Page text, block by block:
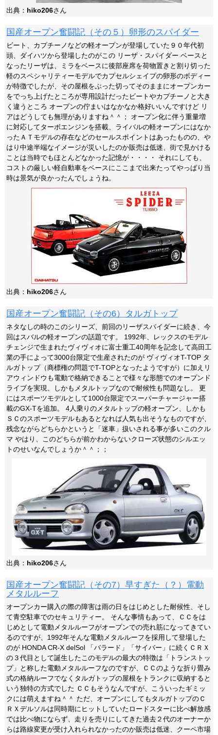
出典： hiko206さん
国産オープン奮闘記（その５）卵形のスパイダー
ビート、カプチーノなどの軽オープンが登場していた９０年代初
頭、ダイハツから登場したのがこの リーザ・スパイダー ベースと
なったリーザは、ミラをベースに後部座席を荷物置きと割り切った
軽のスペシャリティーモデルでカプセルシェイプの卵形のボディー
が特徴でしたが、その屋根をぶった切ってそのままにオープンカー
をでっち上げたところが専用設計だったビートやカプチーノと大き
く違うところ オープンの佇まいはなかなか格好いいんですけど リ
アはどうしても無理がありますね＾＾； オープン化に伴う重量増
に対応してターボエンジンを搭載、ライバルの軽オープンにはなか
ったＡＴモデルの存在などのセールスポイントはあったものの、や
はり中途半端なイメージが災いしたのか販売は低迷、街で見かける
ことは当時でもほとんどなかった記憶が・・・・ それにしても、
コストの厳しい軽自動車をベースにここまで出来たってやっぱり当
時は景気が良かったんでしょうね。
出典： hiko206さん
国産オープン奮闘記（その6）タルガトップ
ネタなしの時のこのシリーズ、前回のリーザスパイダーに続き、今
回はスバルの軽オープンの話題です。 1992年、レックスのモデル
チェンジで生まれたヴィヴィオに富士重工40周年を記念して高田工
業の手によって3000台限定で生産されたのが ヴィヴィオT-TOP タ
ルガトップ（商標権の問題でT-TOPとなったようですが）に加えリ
アウィンドウも電動で格納できることで様々な形態でのオープンド
ライブを実現、しかもメタルトップなので耐候性も問題なし。 更
にはスポーツモデルとして1000台限定でスーパーチャージャー搭
載のGX-Tを追加。 4人乗りのメタルトップの軽オープン、しかも
ＳＣのスポーツモデルもあるとなれば人気も出そうなものですが、
残念ながらどちらかというと「迷車」扱いされる事が多いこのクル
マ やはり、このどちらが前かわからないクローズ状態のシルエッ
トのせいなんでしょうか＾＾；；
出典： hiko206さん
国産オープン奮闘記（その7）早すぎた（？）電動
メタルルーフ
オープンカー購入の際の障害は雨の日をはじめとした耐候性、そし
て青空駐車でのセキュリティー。 そんな事情もあって、ＣＣをは
じめとして電動メタルルーフがオープンでの売れ筋になってきてい
るのですが、1992年そんな電動メタルルーフを採用して登場した
のが HONDA CR-X delSol 「バラード」「サイバー」に続くＣＲＸ
の３代目として誕生したこのモデルの最大の特徴は「トランストッ
プ」と称した電動メタルルーフなのですが、ＣＣのような折り畳み
式の格納ルーフでなくタルガトップの屋根をトランクに収納すると
いう独特の方式でした ＣＣもそうなんですが、こういったギミッ
クには萌えますね＾＾ ただ、オープンにしてもタルガトップのＣ
ＲＸデルソルは同時期にヒットしていたロードスターに比べ解放感
では比べ物にならず、走りを売りにしてきた過去２代のオーナーか
らは路線変更が受け入れられなかったのか販売は低迷、クーペ市場